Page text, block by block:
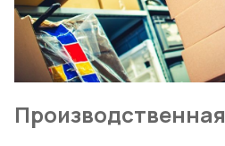
Производственная